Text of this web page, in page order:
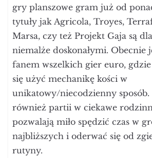
gry planszowe gram już od
tytuły jak Agricola, Troyes,
Marsa, czy też Projekt Gaja są
niemalże doskonałymi. Obecnie
fanem wszelkich gier euro,
się użyć mechanikę kości w
unikatowy/niecodzienny
również partii w ciekawe
pozwalają miło spędzić czas w
najbliższych i oderwać się od
rutyny.